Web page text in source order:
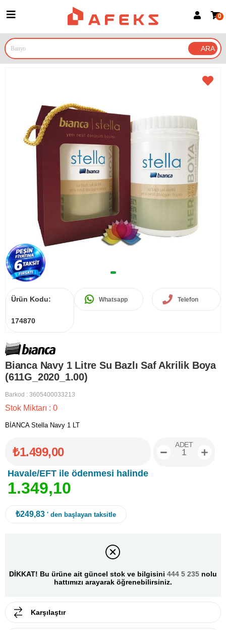
Google İle Bağlan
0
Ürün Kodu:
174870
Whatsapp Telefon
Bianca Navy 1 Litre Su Bazlı Saf Akrilik Boya
(611G_2020_1.00)
Barkod : 3605400033213
Stok Miktarı : 0
BİANCA Stella Navy 1 LT
₺1.499,00
Havale/EFT ile ödenmesi halinde
1.349,10
ADET
₺249,83 ' den başlayan taksitle
DİKKAT! Bu ürüne ait güncel stok ve bilgisini 444 5 235 nolu
hattımızı arayarak öğrenebilirsiniz.
Karşılaştır